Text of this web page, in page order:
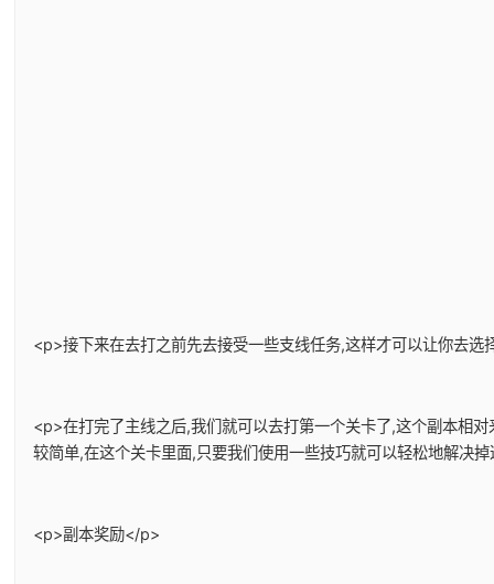
<p>接下来在去打之前先去接受一些支线任务,这样才可以让你去
<p>在打完了主线之后,我们就可以去打第一个关卡了,这个副本相
较简单,在这个关卡里面,只要我们使用一些技巧就可以轻松地解决
<p>副本奖励</p>